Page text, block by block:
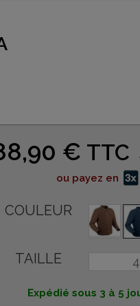
€ TTC
ou payez en
COULEUR
TAILLE
Expédié sous 3 à 5